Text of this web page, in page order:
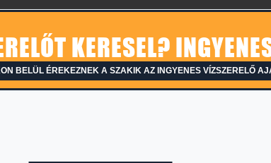
KERESEL?
BELÜL ÉREKEZNEK A SZAKIK AZ INGYENES VÍZSZERELŐ